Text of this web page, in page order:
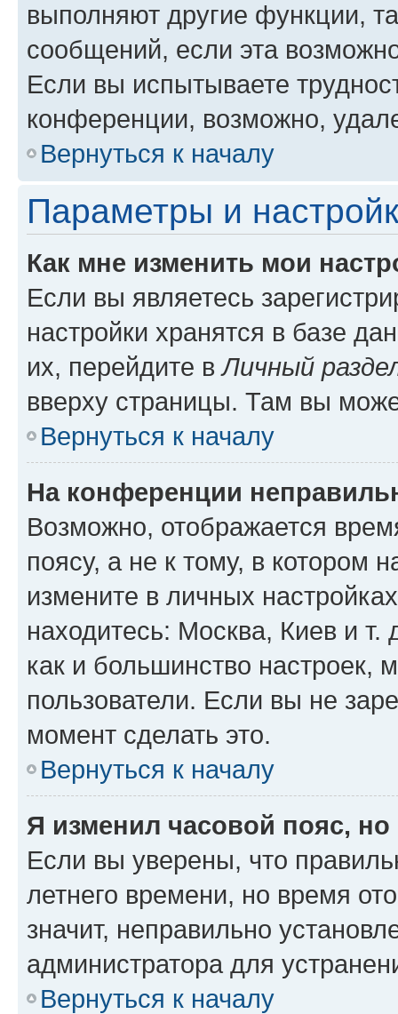
выполняют другие функции,
сообщений, если эта
Если вы испытываете
конференции, возможно,
Вернуться к началу
Параметры и
Как мне изменить мои
Если вы являетесь
настройки хранятся в базе
их, перейдите вЛичный
вверху страницы. Там вы
Вернуться к началу
На конференции
Возможно, отображается
поясу, а не к тому, в котором
измените в личных
находитесь: Москва, Киев и т.
как и большинство настроек,
пользователи. Если вы не
момент сделать это.
Вернуться к началу
Я изменил часовой пояс,
Если вы уверены, что
летнего времени, но время
значит, неправильно
администратора для
Вернуться к началу